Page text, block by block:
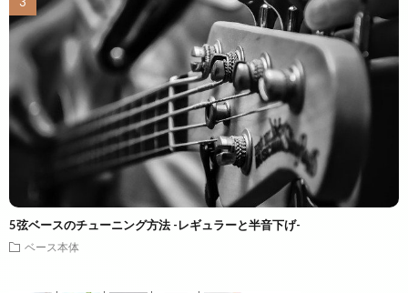
5弦ベースのチューニング方法 -レギュラーと半音下げ-
ベース本体